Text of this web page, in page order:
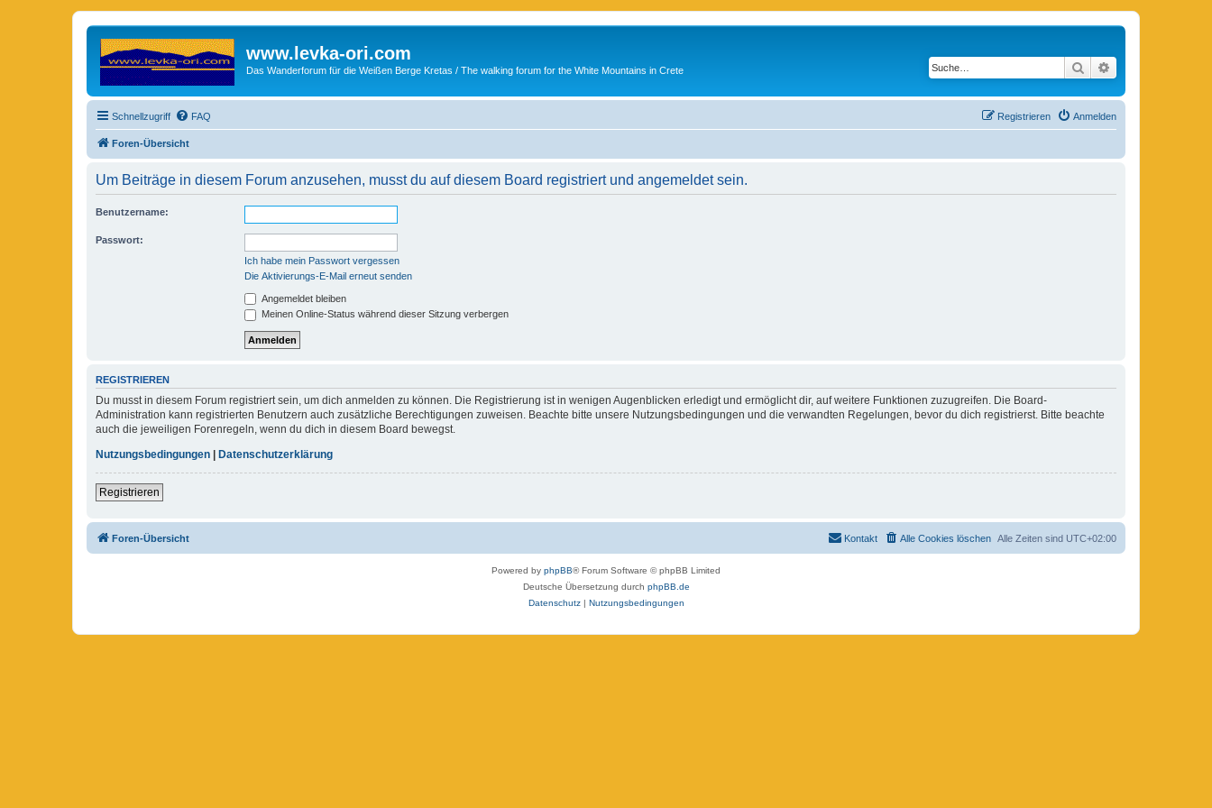
www.levka-ori.com
Das Wanderforum für die Weißen Berge Kretas / The walking forum for the White Mountains in Crete Suche
Schnellzugriff FAQ Anmelden
Registrieren
Foren-Übersicht
Um Beiträge in diesem Forum anzusehen, musst du auf diesem Board registriert und angemeldet sein.
Benutzername:
Passwort:
Ich habe mein Passwort vergessen
Die Aktivierungs-E-Mail erneut senden
Angemeldet bleiben
Meinen Online-Status während dieser Sitzung verbergen
REGISTRIEREN
Du musst in diesem Forum registriert sein, um dich anmelden zu können. Die Registrierung ist in wenigen Augenblicken erledigt und ermöglicht dir, auf weitere Funktionen zuzugreifen. Die Board-
Administration kann registrierten Benutzern auch zusätzliche Berechtigungen zuweisen. Beachte bitte unsere Nutzungsbedingungen und die verwandten Regelungen, bevor du dich registrierst. Bitte beachte
auch die jeweiligen Forenregeln, wenn du dich in diesem Board bewegst.
Nutzungsbedingungen
Datenschutzerklärung
Registrieren
Foren-Übersicht Alle Zeiten sind UTC+02:00
Alle Cookies löschen
Kontakt
Powered by phpBB® Forum Software © phpBB Limited
Deutsche Übersetzung durch phpBB.de
Datenschutz| Nutzungsbedingungen